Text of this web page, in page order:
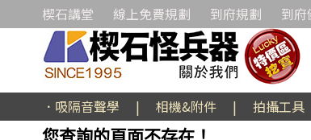
楔石講堂 線上免費規劃 到府規劃 到
．吸隔音聲學 | 相機&附件 | 拍攝工具